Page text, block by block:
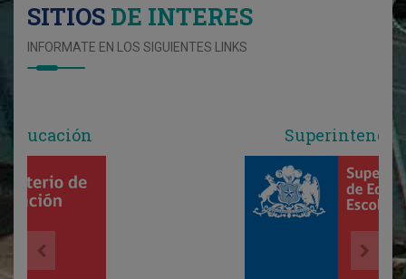
SITIOS DE INTERES
INFORMATE EN LOS SIGUIENTES LINKS